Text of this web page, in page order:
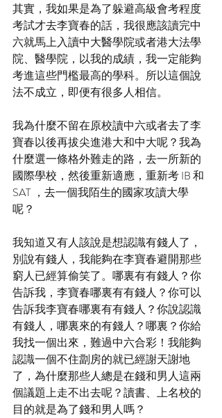
其實，我如果是為了躲避高級會考程度
考試才去李寶春的話，我很應該讀完中
六就馬上入讀中大醫學院或者港大法學
院、醫學院，以我的成績，我一定能夠
考進這些門檻最高的學科。所以這個說
法不成立，即便有很多人相信。
我為什麼不留在原校讀中六或者去了李
寶春以後再拔尖進港大和中大呢？我為
什麼選一條格外難走的路，去一所新的
國際學校，然後重新適應，重新考 IB 和
SAT ，去一個我陌生的國家攻讀大學
呢？
我知道又有人該說是想認識有錢人了，
別說有錢人，我能夠在李寶春避開那些
窮人已經算偷笑了。哪裏有有錢人？你
告訴我，李寶春哪裏有有錢人？你可以
告訴我李寶春哪裏有有錢人？你說認識
有錢人，哪裏來的有錢人？哪裏？你給
我找一個出來，難過中六合彩！我能夠
認識一個不住劏房的就已經謝天謝地
了，為什麼那些人總是在錢和男人這兩
個議題上走不出去呢？讀書、上名校的
目的就是為了錢和男人嗎？